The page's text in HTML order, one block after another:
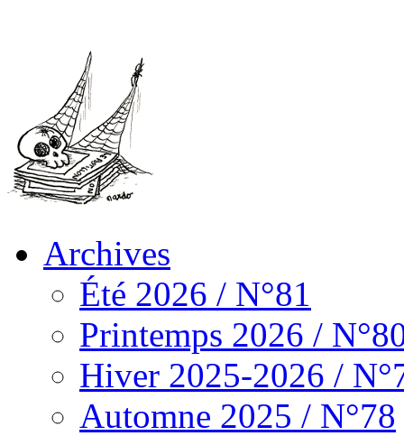
Archives
Été 2026 / N°81
Printemps 2026 /
Hiver 2025-2026 /
Automne 2025 / N°78